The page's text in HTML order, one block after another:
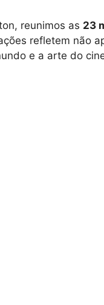
reunimos as 23
refletem não
e a arte do